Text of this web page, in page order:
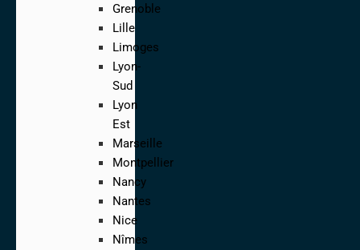
Grenoble
Lille
Limoges
Lyon-
Sud
Lyon
Est
Marseille
Montpellier
Nancy
Nantes
Nice
Nîmes